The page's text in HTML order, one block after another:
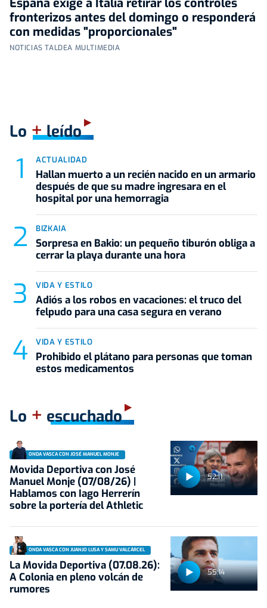
fronterizos antes del domingo o responderá
con medidas "proporcionales"
NOTICIAS TALDEA MULTIMEDIA
Lo +leído
ACTUALIDAD
Hallan muerto a un recién nacido en un armario
después de que su madre ingresara en el
hospital por una hemorragia
BIZKAIA
Sorpresa en Bakio: un pequeño tiburón obliga a
cerrar la playa durante una hora
VIDA Y ESTILO
Adiós a los robos en vacaciones: el truco del
felpudo para una casa segura en verano
VIDA Y ESTILO
Prohibido el plátano para personas que toman
estos medicamentos
Lo + escuchado
52:11
ONDA VASCA CON JOSÉ MANUEL MONJE
Movida Deportiva con José
Manuel Monje (07/08/26) |
Hablamos con Iago Herrerín
sobre la portería del Athletic
55:14
ONDA VASCA CON JUANJO LUSA Y SAMU VALCÁRCEL
La Movida Deportiva (07.08.26):
A Colonia en pleno volcán de
rumores